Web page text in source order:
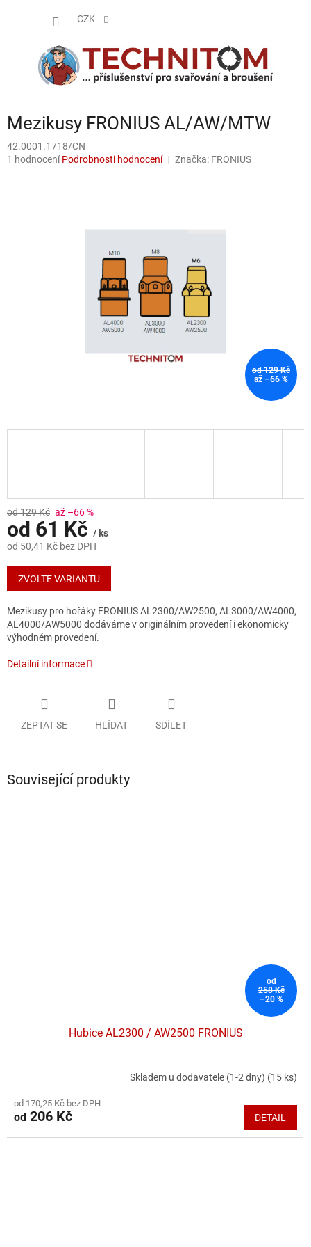
CZK
Mezikusy FRONIUS AL/AW/MTW
42.0001.1718/CN
Průměrné
1 hodnocení Podrobnosti hodnocení Značka: FRONIUS
od 129 Kč
až –66 %
od 129 Kč až –66 %
od 61 Kč / ks
od 50,41 Kč bez DPH
Měrná
cena:
ZVOLTE VARIANTU
Mezikusy pro hořáky FRONIUS AL2300/AW2500, AL3000/AW4000,
AL4000/AW5000 dodáváme v originálním provedení i ekonomicky
výhodném provedení.
Detailní informace
ZEPTAT SE HLÍDAT SDÍLET
Související produkty
od
258 Kč
–20 %
Hubice AL2300 / AW2500 FRONIUS
produktu
je
Skladem u dodavatele (1-2 dny) (15 ks)
od 170,25 Kč bez DPH
od 206 Kč DETAIL